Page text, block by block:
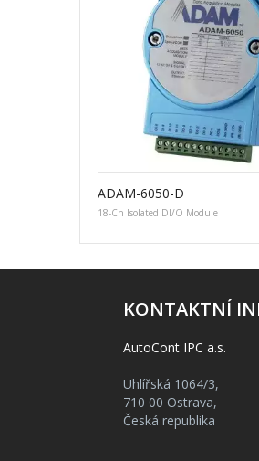
ADAM-6050-D
18-Ch Isolated DI/O Module
KONTAKTNÍ
AutoCont IPC a.s.
Uhlířská 1064/3,
710 00 Ostrava,
Česká republika